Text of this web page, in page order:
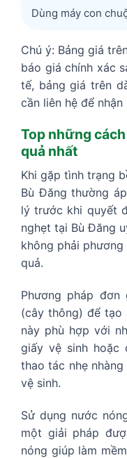
Dùng máy con
Chú ý: Bảng giá
báo giá chính xác
tế, bảng giá trên
cần liên hệ để
Top những
quả nhất
Khi gặp tình trạng
Bù Đăng thường
lý trước khi quyết
nghẹt tại Bù Đăng
không phải
quả.
Phương pháp
(cây thông) để tạo
này phù hợp với
giấy vệ sinh hoặc
thao tác nhẹ
vệ sinh.
Sử dụng nước
một giải pháp
nóng giúp làm